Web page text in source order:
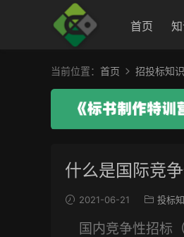
首页
当前位置： 首页 招投标知识
什么是国际竞
2021-06-21 投标
国内竞争性招标（